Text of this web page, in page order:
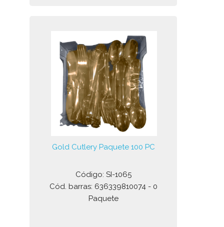
Gold Cutlery Paquete 100 PC
Código: SI-1065
Cód. barras: 636339810074 - 0
Paquete